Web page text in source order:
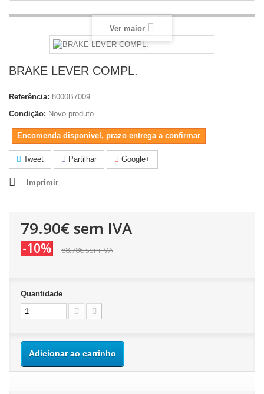
Ver maior
BRAKE LEVER COMPL.
Referência: 8000B7009
Condição: Novo produto
Encomenda disponivel, prazo entrega a confirmar
Tweet Partilhar Google+
Imprimir
79.90€ sem IVA
-10% 88.78€sem IVA
Quantidade
Adicionar ao carrinho